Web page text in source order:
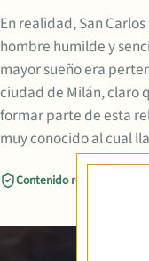
En realidad, San
hombre humilde y
mayor sueño era
ciudad de Milán, claro
formar parte de esta
muy conocido al cual
Contenido revisado